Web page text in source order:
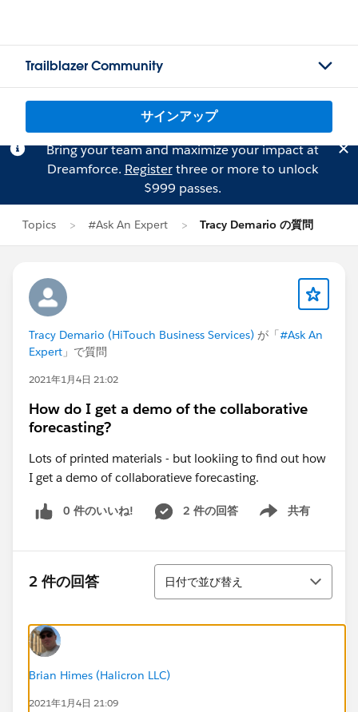
Trailblazer Community
サインアップ
Bring your team and maximize your impact at
Dreamforce. Registerthree or more to unlock
$999 passes.
Topics #Ask An Expert Tracy Demario の質問
Tracy Demario (HiTouch Business Services) が「#Ask An
Expert 」で質問
2021年1月4日 21:02
How do I get a demo of the collaborative
forecasting?
Lots of printed materials - but lookiing to find out how
I get a demo of collaboratieve forecasting.
0 件のいいね! 2 件の回答 共有
Show menu
2 件の回答
並び替え
日付で並び替え
Brian Himes (Halicron LLC)
2021年1月4日 21:09